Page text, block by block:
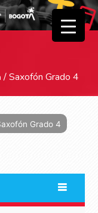
/ Saxofón Grado 4
Grado 4